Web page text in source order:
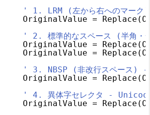
' 1. LRM (左から右へのマー
OriginalValue =
' 2. 標準的なスペース (半角・
OriginalValue =
OriginalValue =
' 3. NBSP (非改行スペース)
OriginalValue =
' 4. 異体字セレクタ -
OriginalValue =